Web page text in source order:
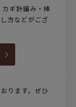
ギ針編み・棒
方などがござ
ります。ぜひ